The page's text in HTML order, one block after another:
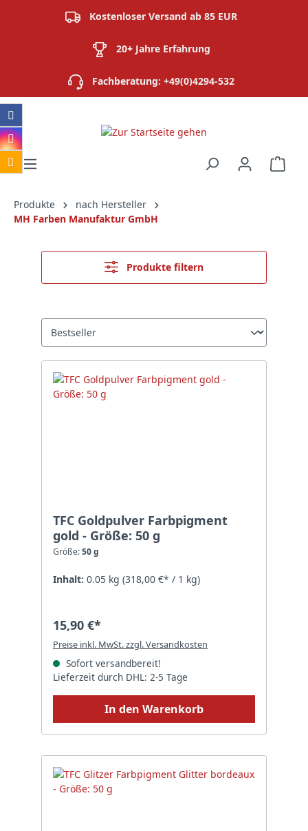
Kostenloser Versand ab 85 EUR
20+ Jahre Erfahrung
Fachberatung: +49(0)4294-532
Produkte
nach Hersteller
MH Farben Manufaktur GmbH
Produkte filtern
TFC Goldpulver Farbpigment
gold - Größe: 50 g
Größe:50 g
Inhalt: 0.05 kg (318,00 €* / 1 kg)
15,90 €*
Preise inkl. MwSt. zzgl. Versandkosten
Sofort versandbereit!
Lieferzeit durch DHL: 2-5 Tage
In den Warenkorb